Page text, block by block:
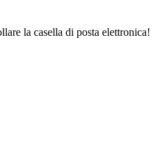
la casella di posta elettronica!